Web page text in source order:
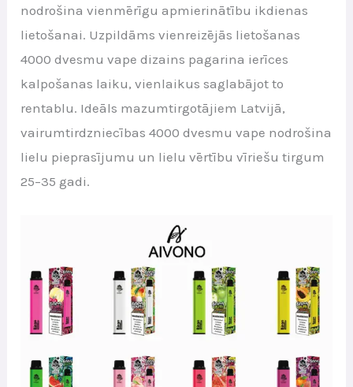
nodrošina vienmērīgu apmierinātību ikdienas
lietošanai. Uzpildāms vienreizējās lietošanas
4000 dvesmu vape dizains pagarina ierīces
kalpošanas laiku, vienlaikus saglabājot to
rentablu. Ideāls mazumtirgotājiem Latvijā,
vairumtirdzniecības 4000 dvesmu vape nodrošina
lielu pieprasījumu un lielu vērtību vīriešu tirgum
25–35 gadi.